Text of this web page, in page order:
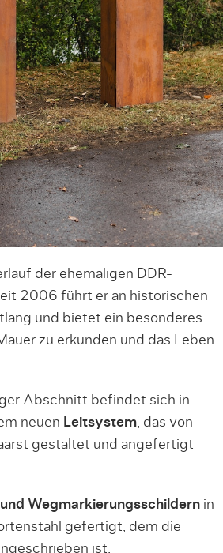
der ehemaligen DDR-
2006 führt er an historischen
und bietet ein besonderes
zu erkunden und das Leben
Abschnitt befindet sich in
neuen Leitsystem, das von
gestaltet und angefertigt
Wegmarkierungsschildernin
gefertigt, dem die
ist.